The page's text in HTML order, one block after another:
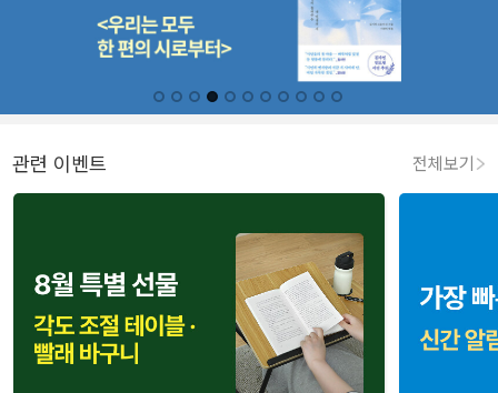
관련 이벤트 전체보기